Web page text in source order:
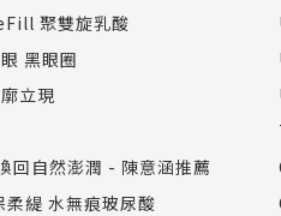
聚雙旋乳酸
黑眼圈
立現
回自然澎潤 - 陳意涵推薦
柔緹 水無痕玻尿酸